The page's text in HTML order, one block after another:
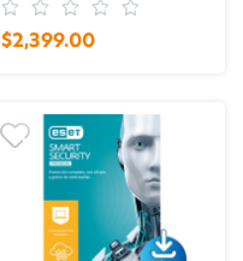
$2,399.00